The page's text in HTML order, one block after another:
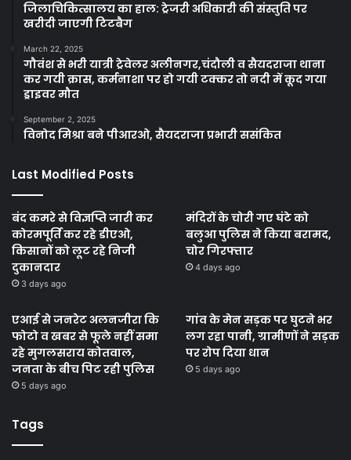
जिलाचिकित्सालय का हाल: ट्रेजरी अधिकारी की संस्तुति पर
खरीदी जाएगी टिटबैग
March 22, 2025
गौवंश से भरी यात्री ट्रेवेलर अलीनगर,चंदौली व सैयदराजा थाना
कर गयी क्रास, कर्मनाशा पर हो गयी टक्कर तो नदी में कूद गया
ड्राइवर मौत
September 2, 2025
विनोद मिश्रा बने पीआरओ, सैयदराजा प्रभारी ससंकित
Last Modified Posts
बंद कमरे से विज्ञप्ति जारी कर
कोरमपूर्ति कर रहे डीएओ,
किसानों को लूट रहे निजी
दुकानदार
3 days ago
मंदिरों के चोरी गए घंटे को
बलुआ पुलिस ने किया बरामद,
चोर गिरफ्तार
4 days ago
एआई से जनरेट अलनजीरा कि
फोटो व खबर से फूले नहीं समा
रहे मुगलसराय कोतवाल,
जनता के बीच पिट रही पुलिस
5 days ago
गांव के मेन सड़क पर घुटने भर
लग रहा पानी, ग्रामीणों ने सड़क
पर रोप दिया धान
5 days ago
Tags